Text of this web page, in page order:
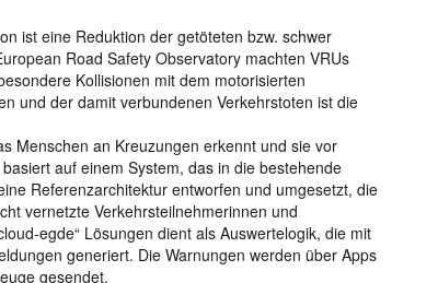
ist eine Reduktion der getöteten bzw. schwer
Road Safety Observatory machten VRUs
Kollisionen mit dem motorisierten
und der damit verbundenen Verkehrstoten ist die
Menschen an Kreuzungen erkennt und sie vor
auf einem System, das in die bestehende
Referenzarchitektur entworfen und umgesetzt, die
vernetzte Verkehrsteilnehmerinnen und
egde“ Lösungen dient als Auswertelogik, die mit
generiert. Die Warnungen werden über Apps
gesendet.